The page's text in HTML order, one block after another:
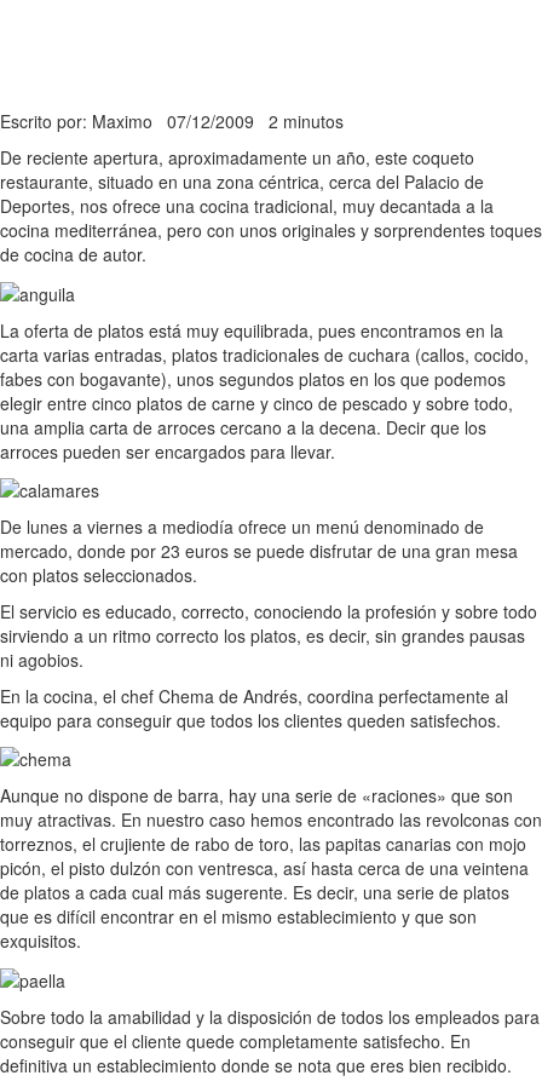
Escrito por: Maximo 07/12/2009 2 minutos
De reciente apertura, aproximadamente un año, este coqueto
restaurante, situado en una zona céntrica, cerca del Palacio de
Deportes, nos ofrece una cocina tradicional, muy decantada a la
cocina mediterránea, pero con unos originales y sorprendentes toques
de cocina de autor.
La oferta de platos está muy equilibrada, pues encontramos en la
carta varias entradas, platos tradicionales de cuchara (callos, cocido,
fabes con bogavante), unos segundos platos en los que podemos
elegir entre cinco platos de carne y cinco de pescado y sobre todo,
una amplia carta de arroces cercano a la decena. Decir que los
arroces pueden ser encargados para llevar.
De lunes a viernes a mediodía ofrece un menú denominado de
mercado, donde por 23 euros se puede disfrutar de una gran mesa
con platos seleccionados.
El servicio es educado, correcto, conociendo la profesión y sobre todo
sirviendo a un ritmo correcto los platos, es decir, sin grandes pausas
ni agobios.
En la cocina, el chef Chema de Andrés, coordina perfectamente al
equipo para conseguir que todos los clientes queden satisfechos.
Aunque no dispone de barra, hay una serie de «raciones» que son
muy atractivas. En nuestro caso hemos encontrado las revolconas con
torreznos, el crujiente de rabo de toro, las papitas canarias con mojo
picón, el pisto dulzón con ventresca, así hasta cerca de una veintena
de platos a cada cual más sugerente. Es decir, una serie de platos
que es difícil encontrar en el mismo establecimiento y que son
exquisitos.
Sobre todo la amabilidad y la disposición de todos los empleados para
conseguir que el cliente quede completamente satisfecho. En
definitiva un establecimiento donde se nota que eres bien recibido.